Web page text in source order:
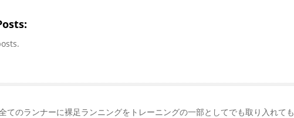
てのランナーに裸足ランニングをトレーニングの一部としてでも取り入れても